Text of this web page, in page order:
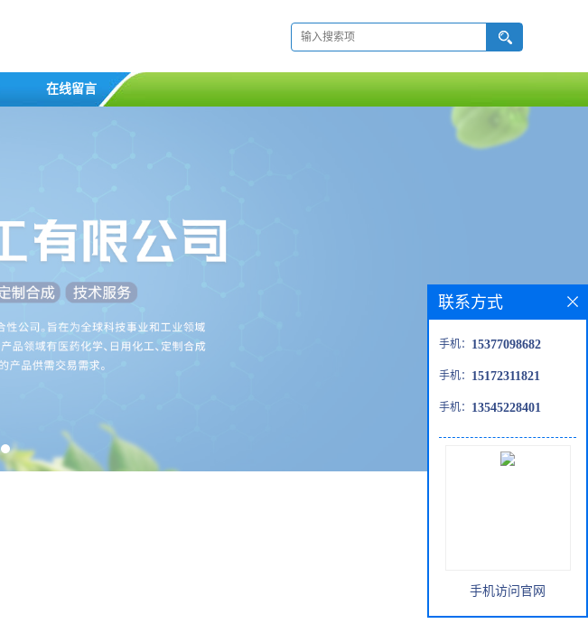
在线留言
联系方式
手机： 15377098682
手机： 15172311821
手机： 13545228401
手机访问官网